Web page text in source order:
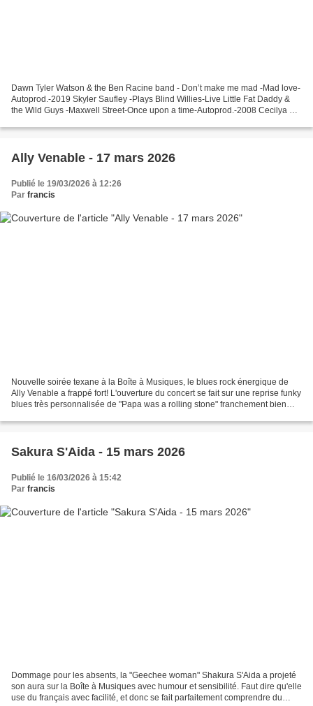
Dawn Tyler Watson & the Ben Racine band - Don’t make me mad -Mad love-
Autoprod.-2019 Skyler Saufley -Plays Blind Willies-Live Little Fat Daddy &
the Wild Guys -Maxwell Street-Once upon a time-Autoprod.-2008 Cecilya &
Ally Venable - 17 mars 2026
Publié le 19/03/2026 à 12:26
Par francis
Nouvelle soirée texane à la Boîte à Musiques, le blues rock énergique de
Ally Venable a frappé fort! L'ouverture du concert se fait sur une reprise funky
blues très personnalisée de "Papa was a rolling stone" franchement bien
Sakura S'Aida - 15 mars 2026
Publié le 16/03/2026 à 15:42
Par francis
Dommage pour les absents, la "Geechee woman" Shakura S'Aida a projeté
son aura sur la Boîte à Musiques avec humour et sensibilité. Faut dire qu'elle
use du français avec facilité, et donc se fait parfaitement comprendre du